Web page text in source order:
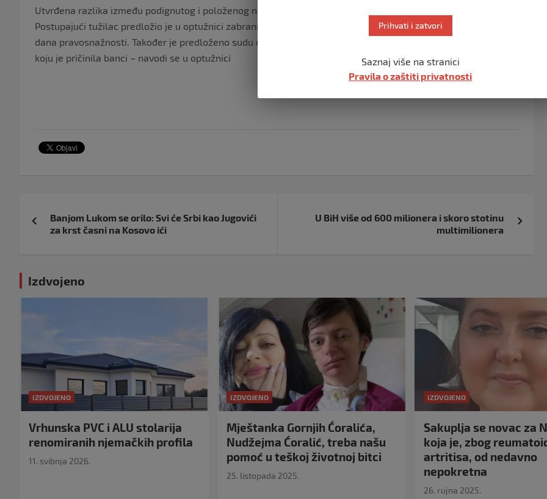
Utvrđena razlika između podignutog i položenog novca je 41.000,00 KM koji je optužena zadržala za sebe.
Postupajući tužilac predložio je u optužnici zabranu obavljanja funkcije u trajanju od tri godine, računajući od
dana pravosnažnosti. Također je predloženo sudu da optužena nadoknadi štetu u iznosu od 106.000,00 KM
koju je pričinila banci – navodi se u optužnici
objava
Banjom Lukom se orilo: Svi će Srbi kao Jugovići
za krst časni na Kosovo ići
U BiH više od 600 milionera i skoro stotinu
multimilionera
Izdvojeno
IZDVOJENO
Vrhunska PVC i ALU stolarija
renomiranih njemačkih profila
11. svibnja 2026.
IZDVOJENO
Mještanka Gornjih Ćoralića,
Nudžejma Ćoralić, treba našu
pomoć u teškoj životnoj bitci
25. listopada 2025.
IZDVOJENO
Sakuplja se novac za
koja je, zbog
artritisa, od nedavno
nepokretna
26. rujna 2025.
Prihvati i zatvori
Saznaj više na stranici
Pravila o zaštiti privatnosti